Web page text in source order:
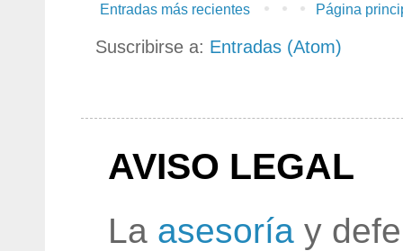
Entradas más recientes Página
Suscribirse a: Entradas (Atom)
AVISO LEGAL
La asesoría y